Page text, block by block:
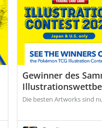
Gewinner des
Die besten Artworks sind